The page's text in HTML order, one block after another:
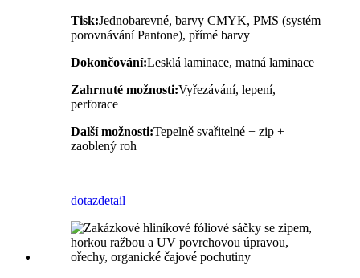
Tisk:Jednobarevné, barvy CMYK, PMS (systém
porovnávání Pantone), přímé barvy
Dokončování:Lesklá laminace, matná laminace
Zahrnuté možnosti:Vyřezávání, lepení,
perforace
Další možnosti:Tepelně svařitelné + zip +
zaoblený roh
dotazdetail